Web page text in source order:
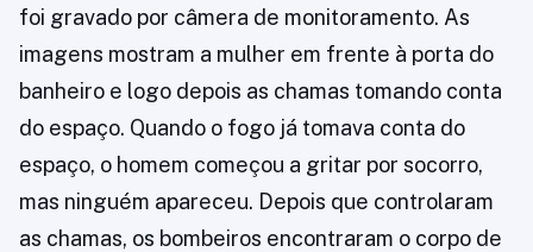
foi gravado por câmera de monitoramento. As
imagens mostram a mulher em frente à porta do
banheiro e logo depois as chamas tomando conta
do espaço. Quando o fogo já tomava conta do
espaço, o homem começou a gritar por socorro,
mas ninguém apareceu. Depois que controlaram
as chamas, os bombeiros encontraram o corpo de